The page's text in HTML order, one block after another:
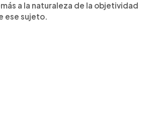
a la naturaleza de la objetividad
ese sujeto.